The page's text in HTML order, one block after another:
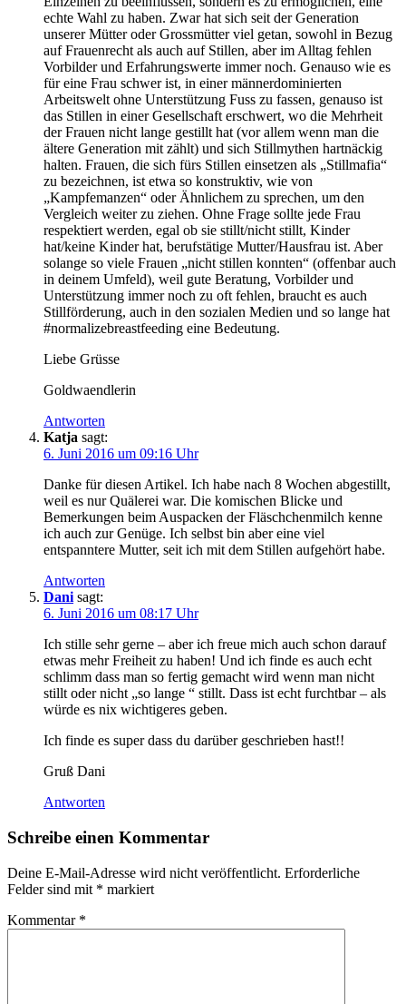
echte Wahl zu haben. Zwar hat sich seit der Generation
unserer Mütter oder Grossmütter viel getan, sowohl in Bezug
auf Frauenrecht als auch auf Stillen, aber im Alltag fehlen
Vorbilder und Erfahrungswerte immer noch. Genauso wie es
für eine Frau schwer ist, in einer männerdominierten
Arbeitswelt ohne Unterstützung Fuss zu fassen, genauso ist
das Stillen in einer Gesellschaft erschwert, wo die Mehrheit
der Frauen nicht lange gestillt hat (vor allem wenn man die
ältere Generation mit zählt) und sich Stillmythen hartnäckig
halten. Frauen, die sich fürs Stillen einsetzen als „Stillmafia“
zu bezeichnen, ist etwa so konstruktiv, wie von
„Kampfemanzen“ oder Ähnlichem zu sprechen, um den
Vergleich weiter zu ziehen. Ohne Frage sollte jede Frau
respektiert werden, egal ob sie stillt/nicht stillt, Kinder
hat/keine Kinder hat, berufstätige Mutter/Hausfrau ist. Aber
solange so viele Frauen „nicht stillen konnten“ (offenbar auch
in deinem Umfeld), weil gute Beratung, Vorbilder und
Unterstützung immer noch zu oft fehlen, braucht es auch
Stillförderung, auch in den sozialen Medien und so lange hat
#normalizebreastfeeding eine Bedeutung.
Liebe Grüsse
Goldwaendlerin
Antworten
Katja sagt:
6. Juni 2016 um 09:16 Uhr
Danke für diesen Artikel. Ich habe nach 8 Wochen abgestillt,
weil es nur Quälerei war. Die komischen Blicke und
Bemerkungen beim Auspacken der Fläschchenmilch kenne
ich auch zur Genüge. Ich selbst bin aber eine viel
entspanntere Mutter, seit ich mit dem Stillen aufgehört habe.
Antworten
Dani sagt:
6. Juni 2016 um 08:17 Uhr
Ich stille sehr gerne – aber ich freue mich auch schon darauf
etwas mehr Freiheit zu haben! Und ich finde es auch echt
schlimm dass man so fertig gemacht wird wenn man nicht
stillt oder nicht „so lange “ stillt. Dass ist echt furchtbar – als
würde es nix wichtigeres geben.
Ich finde es super dass du darüber geschrieben hast!!
Gruß Dani
Antworten
Schreibe einen Kommentar
Deine E-Mail-Adresse wird nicht veröffentlicht. Erforderliche
Felder sind mit * markiert
Kommentar *